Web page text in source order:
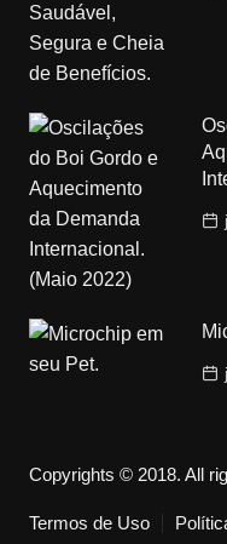
Copyrights © 2018. All
Termos de Uso